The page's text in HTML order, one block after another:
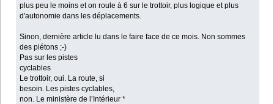
plus peu le moins et on roule à 6 sur le trottoir, plus logique et plus
d'autonomie dans les déplacements.
Sinon, dernière article lu dans le faire face de ce mois. Non sommes
des piétons ;-)
Pas sur les pistes
cyclables
Le trottoir, oui. La route, si
besoin. Les pistes cyclables,
non. Le ministère de l’Intérieur *